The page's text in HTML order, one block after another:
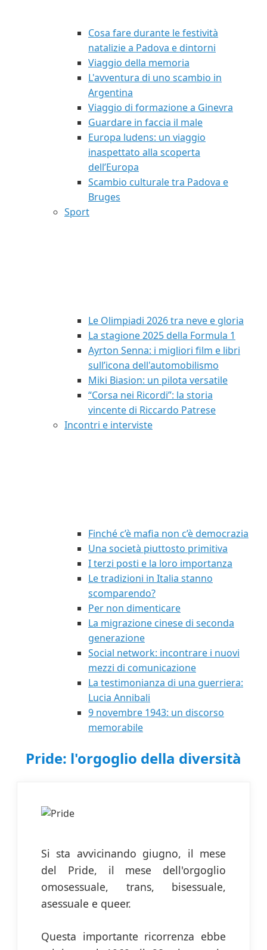
Cosa fare durante le festività
natalizie a Padova e dintorni
Viaggio della memoria
L'avventura di uno scambio in
Argentina
Viaggio di formazione a Ginevra
Guardare in faccia il male
Europa ludens: un viaggio
inaspettato alla scoperta
dell’Europa
Scambio culturale tra Padova e
Bruges
Sport
Le Olimpiadi 2026 tra neve e gloria
La stagione 2025 della Formula 1
Ayrton Senna: i migliori film e libri
sull’icona dell'automobilismo
Miki Biasion: un pilota versatile
“Corsa nei Ricordi”: la storia
vincente di Riccardo Patrese
Incontri e interviste
Finché c’è mafia non c’è democrazia
Una società piuttosto primitiva
I terzi posti e la loro importanza
Le tradizioni in Italia stanno
scomparendo?
Per non dimenticare
La migrazione cinese di seconda
generazione
Social network: incontrare i nuovi
mezzi di comunicazione
La testimonianza di una guerriera:
Lucia Annibali
9 novembre 1943: un discorso
memorabile
Pride: l'orgoglio della diversità
Si sta avvicinando giugno, il mese
del Pride, il mese dell'orgoglio
omosessuale, trans, bisessuale,
asessuale e queer.
Questa importante ricorrenza ebbe